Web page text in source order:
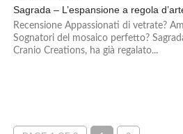
Sagrada – L’espansione a regola
Recensione Appassionati di vetrate?
Sognatori del mosaico perfetto?
Cranio Creations, ha già regalato...